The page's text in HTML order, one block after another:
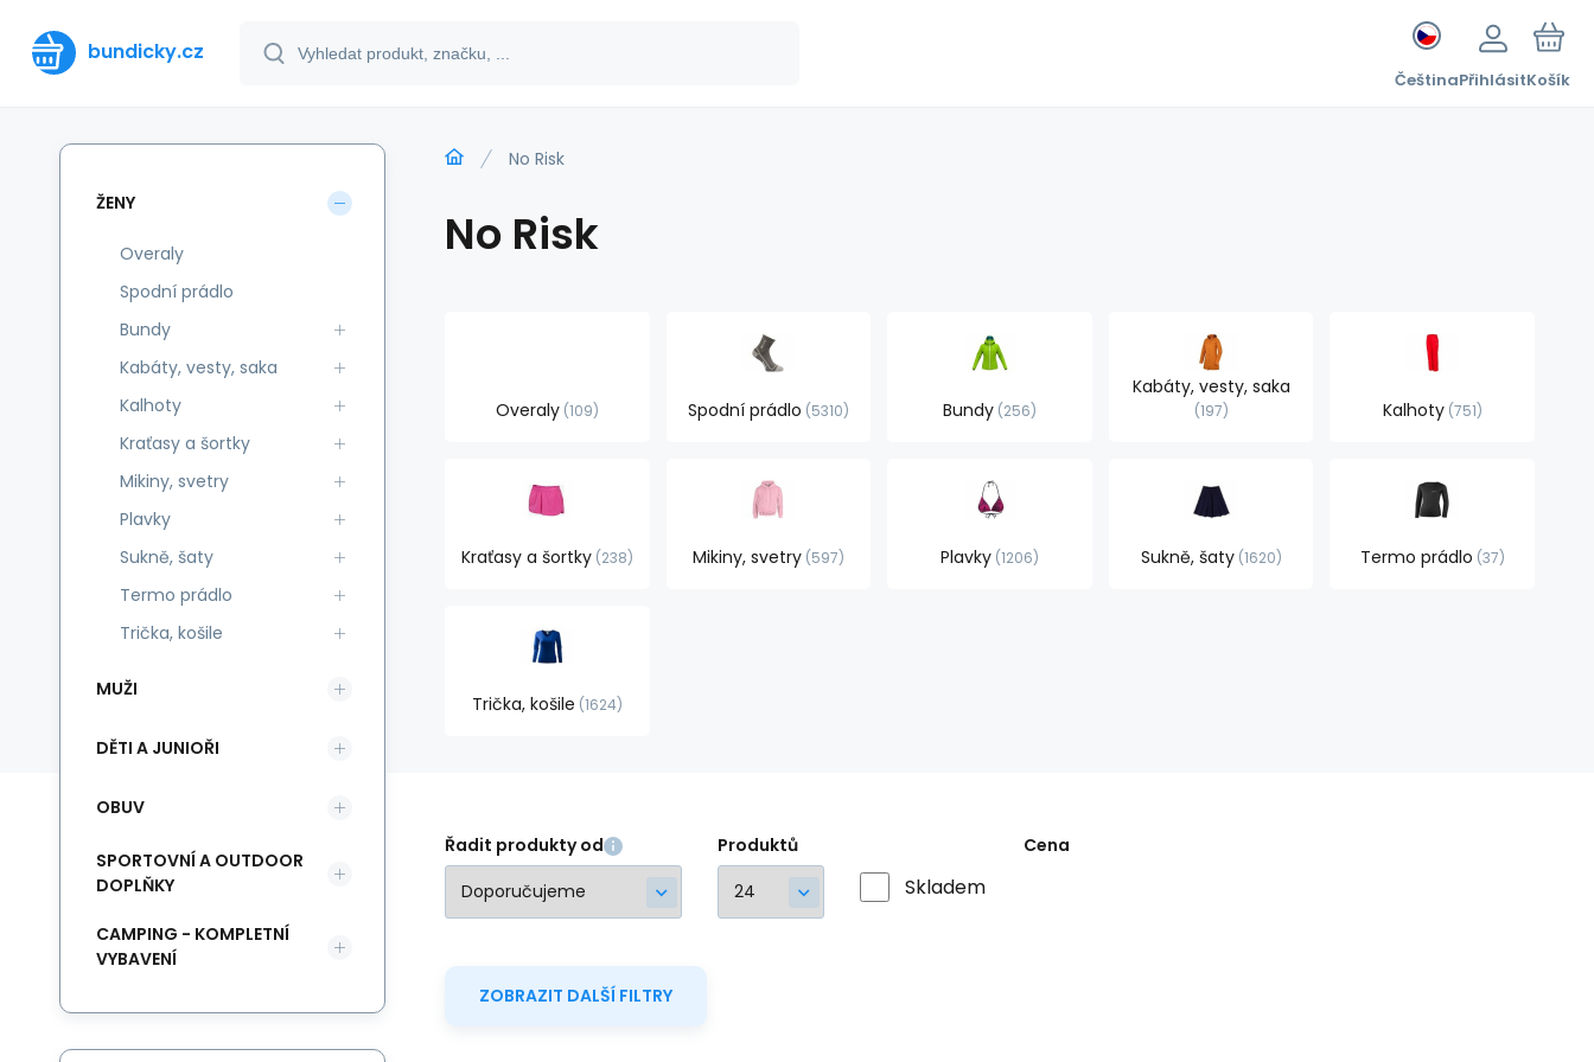
bundicky.cz
ČeštinaPřihlásitKošík
No Risk
No Risk
Overaly 109 Spodní prádlo 5310 Bundy 256
Kabáty, vesty, saka
197 Kalhoty 751
Kraťasy a šortky 238 Mikiny, svetry 597 Plavky 1206 Sukně, šaty 1620 Termo prádlo 37
Trička, košile 1624
Řadit produkty od Produktů
Skladem
Cena
ZOBRAZIT DALŠÍ FILTRY
ŽENY
Overaly
Spodní prádlo
Bundy
Kabáty, vesty, saka
Kalhoty
Kraťasy a šortky
Mikiny, svetry
Plavky
Sukně, šaty
Termo prádlo
Trička, košile
MUŽI
DĚTI A JUNIOŘI
OBUV
SPORTOVNÍ A OUTDOOR
DOPLŇKY
CAMPING - KOMPLETNÍ
VYBAVENÍ